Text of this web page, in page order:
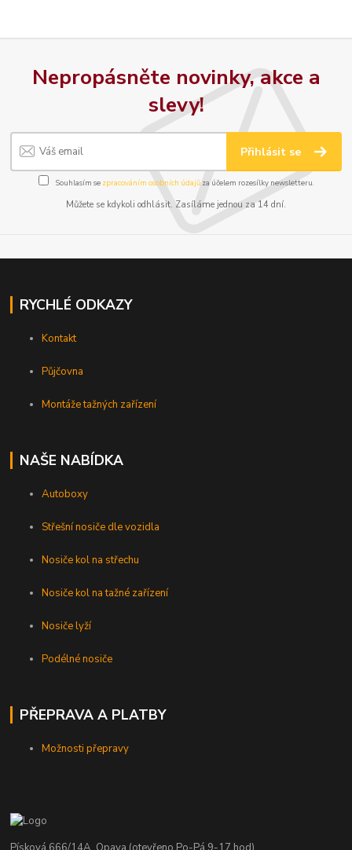
Nepropásněte novinky, akce a
slevy!
Přihlásit se
Souhlasím se zpracováním osobních údajůza účelem rozesílky newsletteru.
Můžete se kdykoli odhlásit. Zasíláme jednou za 14 dní.
RYCHLÉ ODKAZY
Kontakt
Půjčovna
Montáže tažných zařízení
NAŠE NABÍDKA
Autoboxy
Střešní nosiče dle vozidla
Nosiče kol na střechu
Nosiče kol na tažné zařízení
Nosiče lyží
Podélné nosiče
PŘEPRAVA A PLATBY
Možnosti přepravy